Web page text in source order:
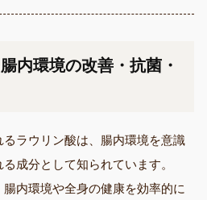
内環境の改善・抗菌・
ラウリン酸は、腸内環境を意識
成分として知られています。
内環境や全身の健康を効率的に